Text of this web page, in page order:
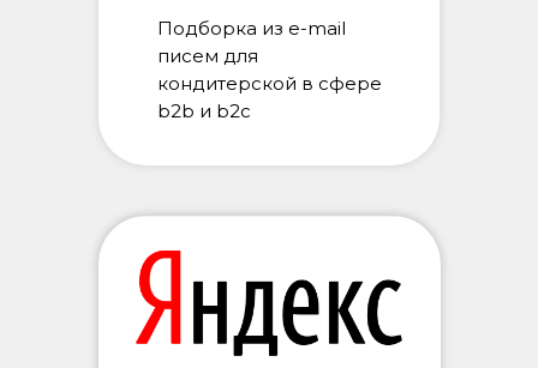
Подборка из e-mail
писем для
кондитерской в сфере
b2b и b2c